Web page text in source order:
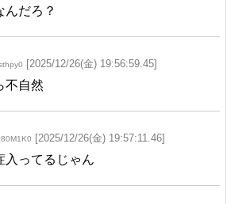
んだろ？
[2025/12/26(金) 19:56:59.45]
不自然
[2025/12/26(金) 19:57:11.46]
入ってるじゃん